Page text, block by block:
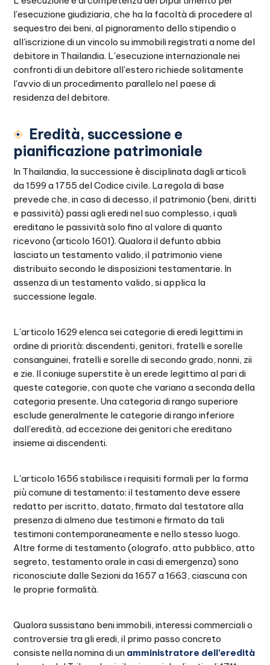
l'esecuzione giudiziaria, che ha la facoltà di procedere al
sequestro dei beni, al pignoramento dello stipendio o
all'iscrizione di un vincolo su immobili registrati a nome del
debitore in Thailandia. L'esecuzione internazionale nei
confronti di un debitore all'estero richiede solitamente
l'avvio di un procedimento parallelo nel paese di
residenza del debitore.
Eredità, successione e
pianificazione patrimoniale
In Thailandia, la successione è disciplinata dagli articoli
da 1599 a 1755 del Codice civile. La regola di base
prevede che, in caso di decesso, il patrimonio (beni, diritti
e passività) passi agli eredi nel suo complesso, i quali
ereditano le passività solo fino al valore di quanto
ricevono (articolo 1601). Qualora il defunto abbia
lasciato un testamento valido, il patrimonio viene
distribuito secondo le disposizioni testamentarie. In
assenza di un testamento valido, si applica la
successione legale.
L'articolo 1629 elenca sei categorie di eredi legittimi in
ordine di priorità: discendenti, genitori, fratelli e sorelle
consanguinei, fratelli e sorelle di secondo grado, nonni, zii
e zie. Il coniuge superstite è un erede legittimo al pari di
queste categorie, con quote che variano a seconda della
categoria presente. Una categoria di rango superiore
esclude generalmente le categorie di rango inferiore
dall'eredità, ad eccezione dei genitori che ereditano
insieme ai discendenti.
L'articolo 1656 stabilisce i requisiti formali per la forma
più comune di testamento: il testamento deve essere
redatto per iscritto, datato, firmato dal testatore alla
presenza di almeno due testimoni e firmato da tali
testimoni contemporaneamente e nello stesso luogo.
Altre forme di testamento (olografo, atto pubblico, atto
segreto, testamento orale in casi di emergenza) sono
riconosciute dalle Sezioni da 1657 a 1663, ciascuna con
le proprie formalità.
Qualora sussistano beni immobili, interessi commerciali o
controversie tra gli eredi, il primo passo concreto
consiste nella nomina di un amministratore dell’eredità